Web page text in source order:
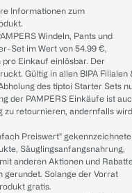
Informationen zum
Windeln, Pants und
Set im Wert von 54.99 €,
pro Einkauf einlösbar. Der
Gültig in allen BIPA Filialen
des tiptoi Starter Sets
der PAMPERS Einkäufe ist
zu retournieren, andernfalls wird
Preiswert" gekennzeichnete
Säuglingsanfangsnahrung,
anderen Aktionen und
gerundet. Solange der Vorrat
gratis.